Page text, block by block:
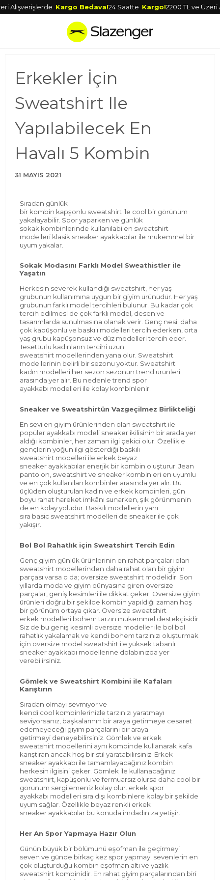
Kargo Bedava!24 Saatte Kargo!2200 TL ve Üzeri
Erkekler İçin
Sweatshirt Ile
Yapılabilecek En
Havalı 5 Kombin
31 MAYIS 2021
Sıradan günlük
bir kombin kapşonlu sweatshirt ile cool bir görünüm
yakalayabilir. Spor yaparken ve günlük
sokak kombinlerinde kullanılabilen sweatshirt
modelleri klasik sneaker ayakkabılar ile mükemmel bir
uyum yakalar.
Sokak Modasını Farklı Model Sweathistler ile
Yaşatın
Herkesin severek kullandığı sweatshirt, her yaş
grubunun kullanımına uygun bir giyim ürünüdür. Her yaş
grubunun farklı model tercihleri bulunur. Bu kadar çok
tercih edilmesi de çok farklı model, desen ve
tasarımlarda sunulmasına olanak verir. Genç nesil daha
çok kapüşonlu ve baskılı modelleri tercih ederken, orta
yaş grubu kapüşonsuz ve düz modelleri tercih eder.
Tesettürlü kadınların tercihi uzun
sweatshirt modellerinden yana olur. Sweatshirt
modellerinin belirli bir sezonu yoktur. Sweatshirt
kadın modelleri her sezon sezonuntrend ürünleri
arasında yer alır. Bu nedenletrend spor
ayakkabı modelleri ile kolay kombinlenir.
Sneaker ve Sweatshirtün Vazgeçilmez Birlikteliği
En sevilen giyim ürünlerinden olan sweatshirt ile
popüler ayakkabı modeli sneaker ikilisinin bir arada yer
aldığı kombinler, her zaman ilgi çekici olur. Özellikle
gençlerin yoğun ilgi gösterdiği baskılı
sweatshirt modelleri ile erkek beyaz
sneaker ayakkabılar enerjik bir kombin oluşturur. Jean
pantolon, sweatshirt ve sneaker kombinleri en uyumlu
ve en çok kullanılan kombinler arasında yer alır. Bu
üçlüden oluşturulan kadın ve erkek kombinleri, gün
boyu rahat hareket imkânı sunarken, şık görünmenin
de en kolay yoludur. Baskılı modellerin yanı
sıra basic sweatshirt modelleri de sneaker ile çok
yakışır.
Bol Bol Rahatlık için Sweatshirt Tercih Edin
Genç giyim günlük ürünlerinin en rahat parçaları olan
sweatshirt modellerinden daha rahat olan bir giyim
parçası varsa o da; oversize sweatshirt modelidir . Son
yıllarda moda ve giyim dünyasına giren oversize
parçalar, geniş kesimleri ile dikkat çeker. Oversize giyim
ürünleri doğru bir şekilde kombin yapıldığı zaman hoş
bir görünüm ortaya çıkar. Oversize sweatshirt
erkek modelleri bohem tarzın mükemmel destekçisidir.
Siz de bu geniş kesimli oversize modeller ile bol bol
rahatlık yakalamak ve kendi bohem tarzınızı oluşturmak
için oversize model sweatshirt ile yüksek tabanlı
sneaker ayakkabı modellerine dolabınızda yer
verebilirsiniz.
Gömlek ve Sweatshirt Kombini ile Kafaları
Karıştırın
Sıradan olmayı sevmiyor ve
kendi cool kombinlerinizletarzınızı yaratmayı
seviyorsanız, başkalarının bir araya getirmeye cesaret
edemeyeceği giyim parçalarını bir araya
getirmeyi deneyebilirsiniz. Gömlek ve erkek
sweatshirt modellerini aynı kombinde kullanarak kafa
karıştıran ancak hoş bir stil yaratabilirsiniz. Erkek
sneaker ayakkabı ile tamamlayacağınız kombin
herkesin ilgisini çeker. Gömlek ile kullanacağınız
sweatshirt, kapüşonlu ve fermuarsız olursa daha cool bir
görünüm sergilemeniz kolay olur. erkek spor
ayakkabı modelleri sıra dışı kombinlere kolay bir şekilde
uyum sağlar. Özellikle beyaz renkli erkek
sneaker ayakkabılar bu konuda imdadınıza yetişir.
Her An Spor Yapmaya Hazır Olun
Günün büyük bir bölümünü eşofman ile geçirmeyi
seven ve günde birkaç kez spor yapmayı sevenlerin en
çok oluşturduğu kombin eşofman altı ve yazlık
sweatshirt kombinidir . En rahat giyim parçalarından biri